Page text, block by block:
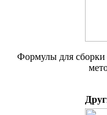
Формулы для